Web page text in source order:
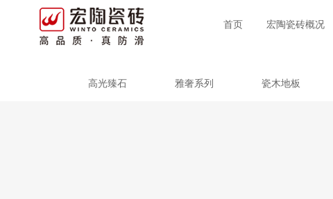
首页 宏陶瓷砖概况
高光臻石 雅奢系列 瓷木地板